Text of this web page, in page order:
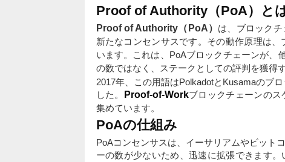
Proof of Authority（PoA）と
Proof of Authority（PoA） は、ブロック
新たなコンセンサスです。その動作原理は
います。これは、PoAブロックチェーンが、
の数ではなく、ステークとしての評判を獲得
2017年、この用語はPolkadotとKusamaのブ
した。
Proof-of-Workブロックチェーンの
集めています。
PoAの仕組み
PoAコンセンサスは、イーサリアムやビット
ーの数が少ないため、迅速に拡張できます